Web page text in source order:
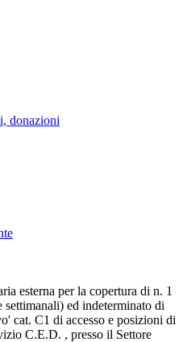
donazioni
esterna per la copertura di n. 1
settimanali) ed indeterminato di
cat. C1 di accesso e posizioni di
C.E.D. , presso il Settore